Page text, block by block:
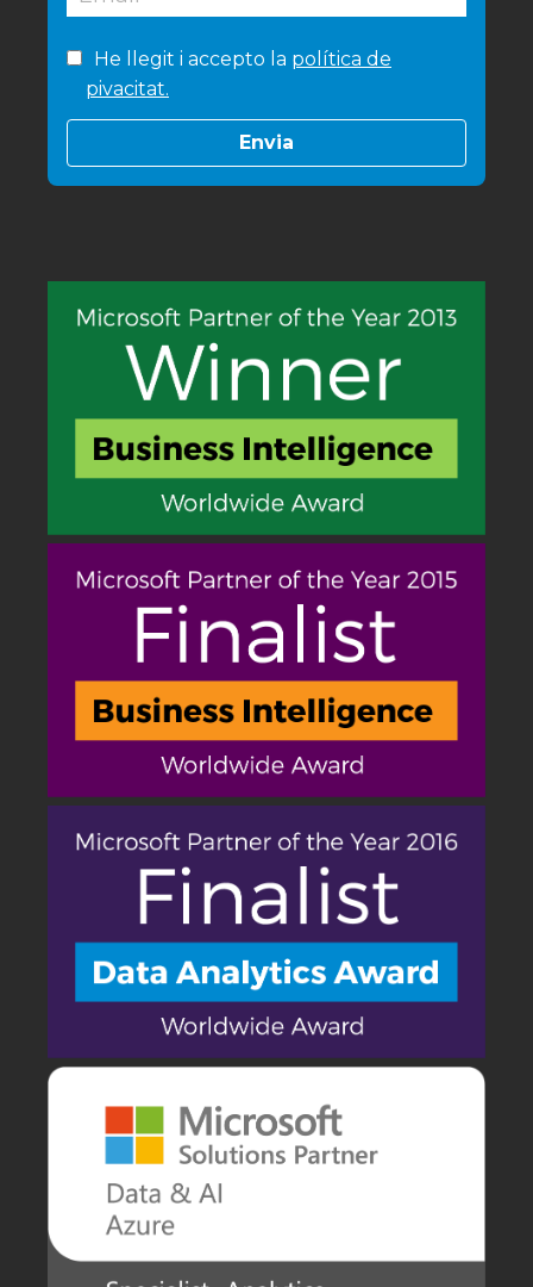
He llegit i accepto la política de
pivacitat.